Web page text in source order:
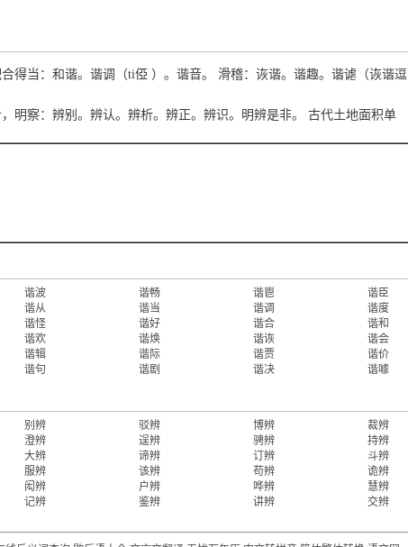
得当：和谐。谐调（ti俹 ）。谐音。 滑稽：诙谐。谐趣。谐谑（诙谐逗
明察：辨别。辨认。辨析。辨正。辨识。明辨是非。 古代土地面积单
谐波 谐畅 谐鬯
谐臣
谐从 谐当 谐调
谐度
谐怪 谐好 谐合
谐和
谐欢 谐焕 谐诙
谐会
谐辑 谐际 谐贾
谐价
谐句 谐剧 谐决 谐噱
别辨 驳辨 博辨
裁辨
澄辨 逞辨 骋辨
持辨
大辨 谛辨 订辨
斗辨
服辨 该辨 苟辨
诡辨
闳辨 户辨 哗辨
慧辨
记辨 鉴辨 讲辨 交辨